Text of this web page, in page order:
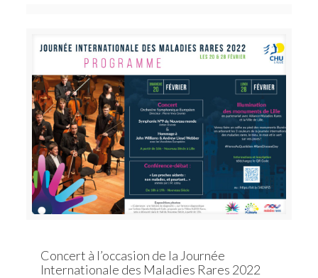
Concert à l’occasion de la Journée
Internationale des Maladies Rares 2022